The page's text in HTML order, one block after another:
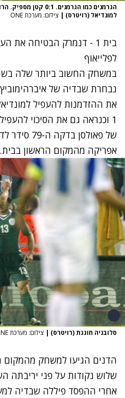
הגרמנים כמו הגרמנים.
למונדיאל (רויטרס) | צילום: מערכת ONE
בית 1 - דנמרק הבטיחה את
לפלייאוף
במשחק החשוב ביותר שלה
את ההזדמנות להעפיל
1 וכנראה גם את הסיכוי
של פאולסן
אפריקה מהמקום הראשון בבית.
סלובניה חוגגת (רויטרס) | צילום: מערכת ONE
הדנים הגיעו למשחק מהמקום
שלוש נקודות על פני יריבתה
אחרי ההפסד פיללה שבדיה